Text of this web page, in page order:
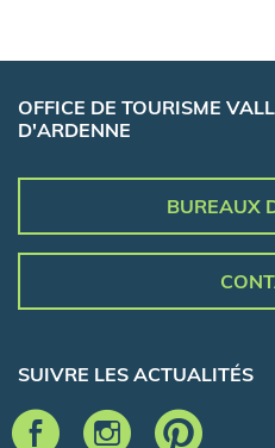
OFFICE DE TOURISME
D'ARDENNE
BUREAUX
SUIVRE LES ACTUALITÉS